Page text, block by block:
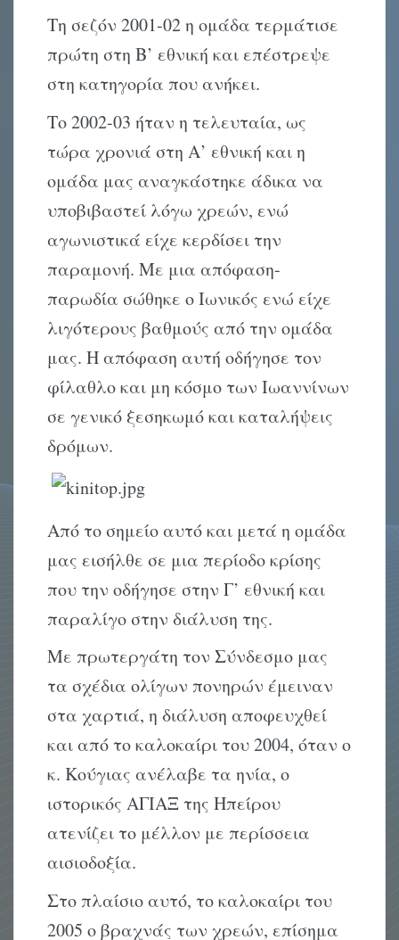
Τη σεζόν 2001-02 η ομάδα τερμάτισε
πρώτη στη Β’ εθνική και επέστρεψε
στη κατηγορία που ανήκει.
Το 2002-03 ήταν η τελευταία, ως
τώρα χρονιά στη Α’ εθνική και η
ομάδα μας αναγκάστηκε άδικα να
υποβιβαστεί λόγω χρεών, ενώ
αγωνιστικά είχε κερδίσει την
παραμονή. Με μια απόφαση-
παρωδία σώθηκε ο Ιωνικός ενώ είχε
λιγότερους βαθμούς από την ομάδα
μας. Η απόφαση αυτή οδήγησε τον
φίλαθλο και μη κόσμο των Ιωαννίνων
σε γενικό ξεσηκωμό και καταλήψεις
δρόμων.
Από το σημείο αυτό και μετά η ομάδα
μας εισήλθε σε μια περίοδο κρίσης
που την οδήγησε στην Γ’ εθνική και
παραλίγο στην διάλυση της.
Με πρωτεργάτη τον Σύνδεσμο μας
τα σχέδια ολίγων πονηρών έμειναν
στα χαρτιά, η διάλυση αποφευχθεί
και από το καλοκαίρι του 2004, όταν ο
κ. Κούγιας ανέλαβε τα ηνία, ο
ιστορικός ΑΓΙΑΞ της Ηπείρου
ατενίζει το μέλλον με περίσσεια
αισιοδοξία.
Στο πλαίσιο αυτό, το καλοκαίρι του
2005 ο βραχνάς των χρεών, επίσημα